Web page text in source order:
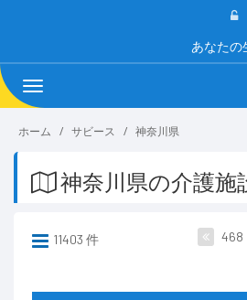
あなたの
Toggle
navigation
ホーム サビース 神奈川県
神奈川県の介護施
11403 件 468